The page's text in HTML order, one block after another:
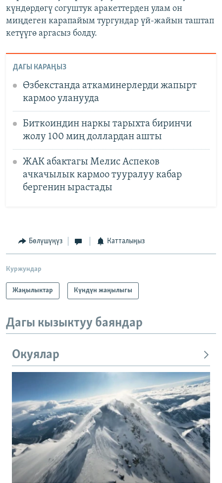
күндөрдөгү согуштук аракеттерден улам он
миңдеген карапайым тургундар үй-жайын таштап
кетүүгө аргасыз болду.
ДАГЫ КАРАҢЫЗ
Өзбекстанда аткаминерлерди жапырт
кармоо уланууда
Биткоиндин наркы тарыхта биринчи
жолу 100 миң доллардан ашты
ЖАК абактагы Мелис Аспеков
ачкачылык кармоо тууралуу кабар
бергенин ырастады
Бөлүшүңүз Катталыңыз
Куржундар
Жаңылыктар Күндүн жаңылыгы
Дагы кызыктуу баяндар
Окуялар